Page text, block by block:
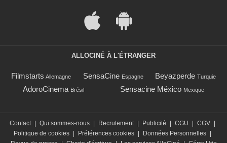
ALLOCINÉ À L'ÉTRANGER
Filmstarts Allemagne SensaCine Espagne Beyazperde Turquie
AdoroCinema Brésil Sensacine México Mexique
Contact | Qui sommes-nous | Recrutement | Publicité | CGU | CGV |
Politique de cookies | Préférences cookies | Données Personnelles |